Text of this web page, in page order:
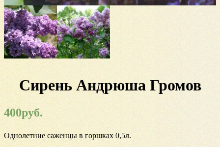
Сирень Андрюша Громов
400руб.
Однолетние саженцы в горшках 0,5л.